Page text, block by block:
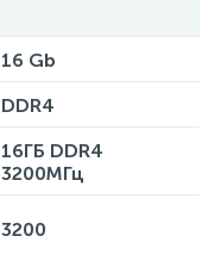
16 Gb
DDR4
16ГБ DDR4
3200МГц
3200